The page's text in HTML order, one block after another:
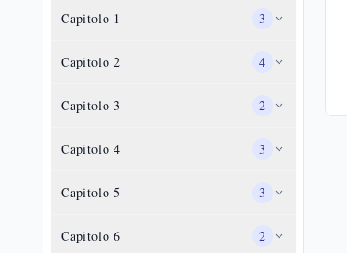
Capitolo 1 3
Capitolo2 4
Capitolo3 2
Capitolo4 3
Capitolo5 3
Capitolo6 2